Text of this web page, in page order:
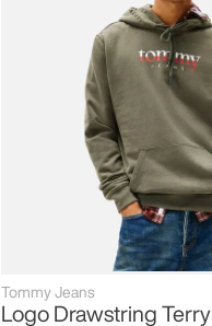
Tommy Jeans
Logo Drawstring Terry